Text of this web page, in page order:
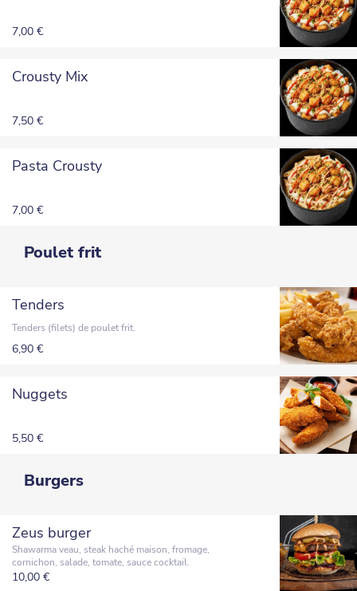
7,00 €
Crousty Mix
7,50 €
Pasta Crousty
7,00 €
Poulet frit
Tenders
Tenders (filets) de poulet frit.
6,90 €
Nuggets
5,50 €
Burgers
Zeus burger
Shawarma veau, steak haché maison, fromage,
cornichon, salade, tomate, sauce cocktail.
10,00 €